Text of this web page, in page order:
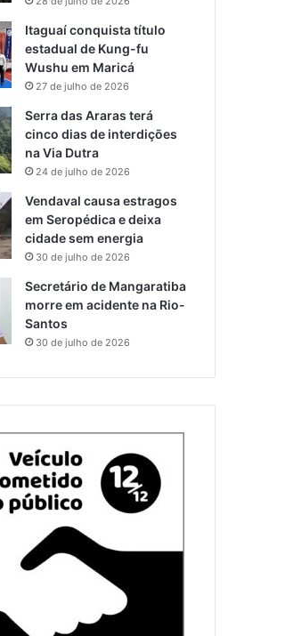
Itaguaí conquista título
estadual de Kung-fu
Wushu em Maricá
27 de julho de 2026
Serra das Araras terá
cinco dias de interdições
na Via Dutra
24 de julho de 2026
Vendaval causa estragos
em Seropédica e deixa
cidade sem energia
30 de julho de 2026
Secretário de Mangaratiba
morre em acidente na Rio-
Santos
30 de julho de 2026